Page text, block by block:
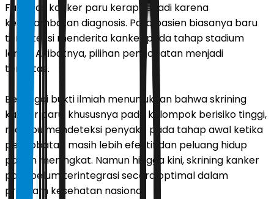
Fatalitas kanker paru kerap terjadi karena
keterlambatan diagnosis. Para pasien biasanya baru
terdeteksi menderita kanker pada tahap stadium
lanjut. Akibatnya, pilihan pengobatan menjadi
terbatas.
Berbagai bukti ilmiah menunjukkan bahwa skrining
kanker paru, khususnya pada kelompok berisiko tinggi,
mampu mendeteksi penyakit pada tahap awal ketika
pengobatan masih lebih efektif dan peluang hidup
pasien meningkat. Namun hingga kini, skrining kanker
paru belum terintegrasi secara optimal dalam
program kesehatan nasional.